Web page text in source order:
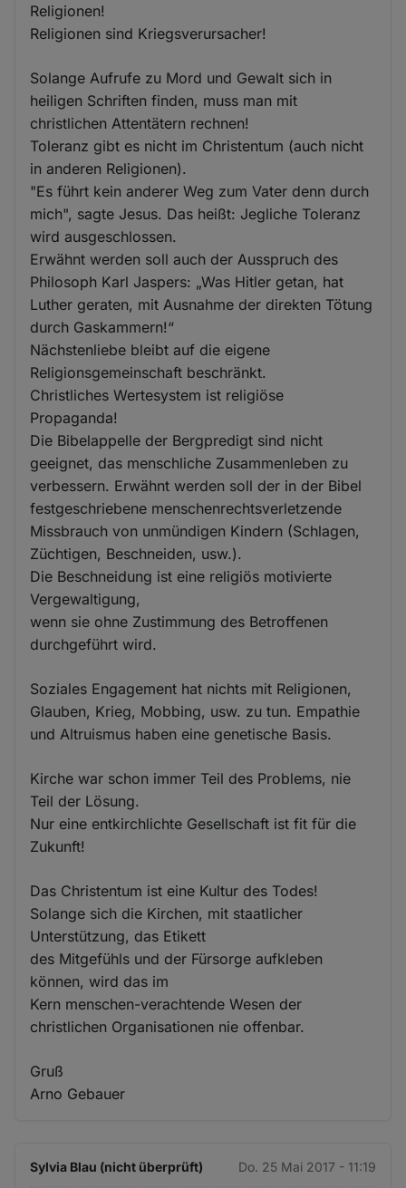
Religionen!
Religionen sind Kriegsverursacher!
Solange Aufrufe zu Mord und Gewalt sich in
heiligen Schriften finden, muss man mit
christlichen Attentätern rechnen!
Toleranz gibt es nicht im Christentum (auch nicht
in anderen Religionen).
"Es führt kein anderer Weg zum Vater denn durch
mich", sagte Jesus. Das heißt: Jegliche Toleranz
wird ausgeschlossen.
Erwähnt werden soll auch der Ausspruch des
Philosoph Karl Jaspers: „Was Hitler getan, hat
Luther geraten, mit Ausnahme der direkten Tötung
durch Gaskammern!“
Nächstenliebe bleibt auf die eigene
Religionsgemeinschaft beschränkt.
Christliches Wertesystem ist religiöse
Propaganda!
Die Bibelappelle der Bergpredigt sind nicht
geeignet, das menschliche Zusammenleben zu
verbessern. Erwähnt werden soll der in der Bibel
festgeschriebene menschenrechtsverletzende
Missbrauch von unmündigen Kindern (Schlagen,
Züchtigen, Beschneiden, usw.).
Die Beschneidung ist eine religiös motivierte
Vergewaltigung,
wenn sie ohne Zustimmung des Betroffenen
durchgeführt wird.
Soziales Engagement hat nichts mit Religionen,
Glauben, Krieg, Mobbing, usw. zu tun. Empathie
und Altruismus haben eine genetische Basis.
Kirche war schon immer Teil des Problems, nie
Teil der Lösung.
Nur eine entkirchlichte Gesellschaft ist fit für die
Zukunft!
Das Christentum ist eine Kultur des Todes!
Solange sich die Kirchen, mit staatlicher
Unterstützung, das Etikett
des Mitgefühls und der Fürsorge aufkleben
können, wird das im
Kern menschen-verachtende Wesen der
christlichen Organisationen nie offenbar.
Gruß
Arno Gebauer
Sylvia Blau (nicht überprüft) Do. 25 Mai 2017 - 11:19